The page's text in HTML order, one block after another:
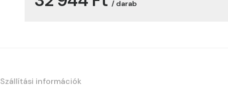
/ darab
Szállítási információk